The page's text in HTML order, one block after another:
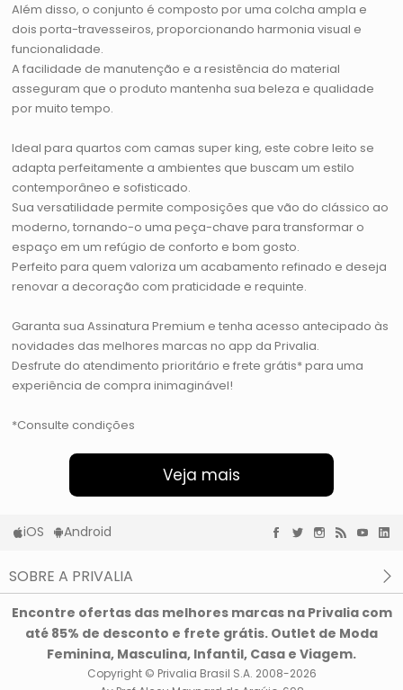
Além disso, o conjunto é composto por uma colcha ampla e
dois porta-travesseiros, proporcionando harmonia visual e
funcionalidade.
A facilidade de manutenção e a resistência do material
asseguram que o produto mantenha sua beleza e qualidade
por muito tempo.
Ideal para quartos com camas super king, este cobre leito se
adapta perfeitamente a ambientes que buscam um estilo
contemporâneo e sofisticado.
Sua versatilidade permite composições que vão do clássico ao
moderno, tornando-o uma peça-chave para transformar o
espaço em um refúgio de conforto e bom gosto.
Perfeito para quem valoriza um acabamento refinado e deseja
renovar a decoração com praticidade e requinte.
Garanta sua Assinatura Premium e tenha acesso antecipado às
novidades das melhores marcas no app da Privalia.
Desfrute do atendimento prioritário e frete grátis* para uma
experiência de compra inimaginável!
*Consulte condições
Veja mais
iOS Android
SOBRE A PRIVALIA
Privacidade e Cookies
Condições de uso
Encontre ofertas das melhores marcas na Privalia com
até 85% de desconto e frete grátis. Outlet de Moda
Feminina, Masculina, Infantil, Casa e Viagem.
Copyright © Privalia Brasil S.A. 2008-2026